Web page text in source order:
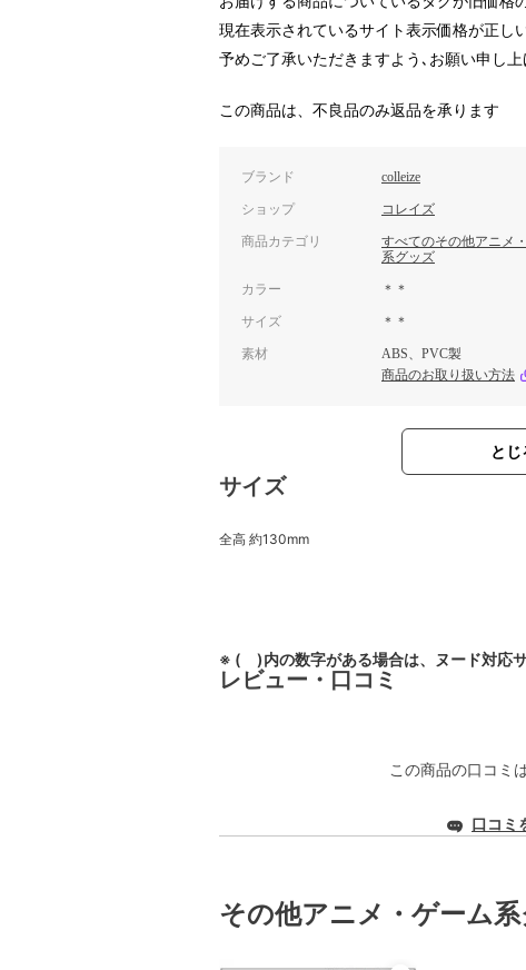
現在表示されているサイト表示価格が正し
予めご了承いただきますよう､お願い申し上
この商品は、不良品のみ返品を承ります
ブランド colleize
ショップ コレイズ
商品カテゴリ すべてのその他アニメ
系グッズ
カラー ＊＊
サイズ ＊＊
素材
ABS、PVC製
商品のお取り扱い方法
とじ
サイズ
全高 約130mm
※ ( )内の数字がある場合は、ヌード対応
レビュー・口コミ
この商品の口コミ
口コミ
その他アニメ・ゲーム